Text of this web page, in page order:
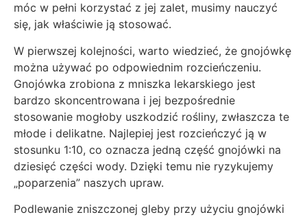
móc w pełni korzystać z jej zalet, musimy nauczyć
się, jak właściwie ją stosować.
W pierwszej kolejności, warto wiedzieć, że gnojówkę
można używać po odpowiednim rozcieńczeniu.
Gnojówka zrobiona z mniszka lekarskiego jest
bardzo skoncentrowana i jej bezpośrednie
stosowanie mogłoby uszkodzić rośliny, zwłaszcza te
młode i delikatne. Najlepiej jest rozcieńczyć ją w
stosunku 1:10, co oznacza jedną część gnojówki na
dziesięć części wody. Dzięki temu nie ryzykujemy
„poparzenia” naszych upraw.
Podlewanie zniszczonej gleby przy użyciu gnojówki